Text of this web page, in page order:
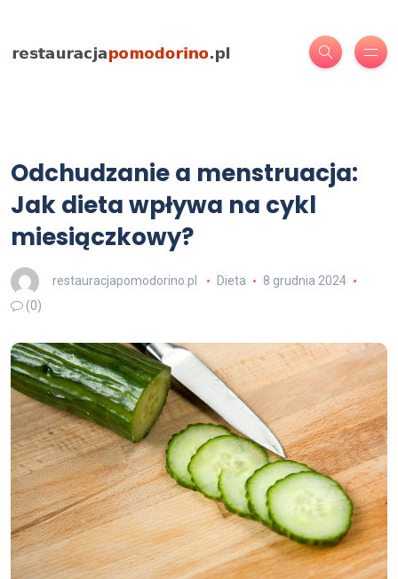
Odchudzanie a menstruacja:
Jak dieta wpływa na cykl
miesiączkowy?
restauracjapomodorino.pl Dieta
8 grudnia 2024
(0)